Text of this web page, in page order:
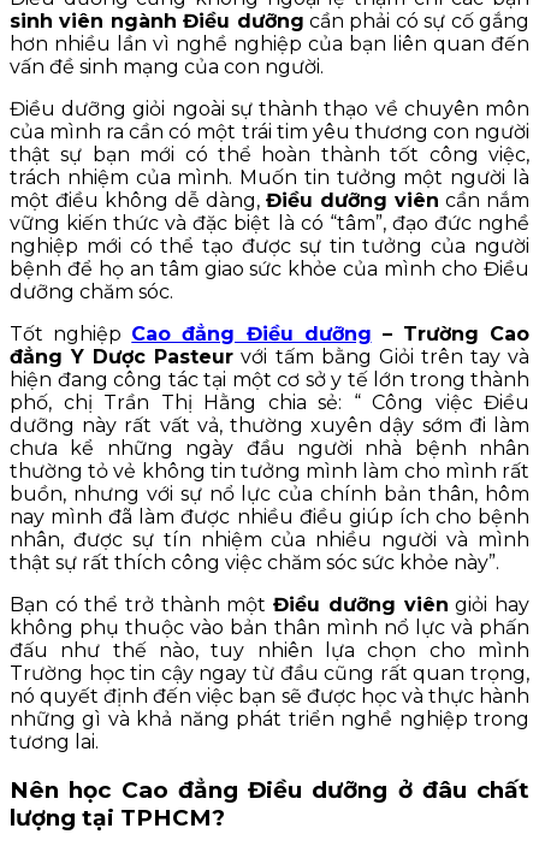
sinh viên ngành Điều dưỡng cần phải có sự cố gắng
hơn nhiều lần vì nghề nghiệp của bạn liên quan đến
vấn đề sinh mạng của con người.
Điều dưỡng giỏi ngoài sự thành thạo về chuyên môn
của mình ra cần có một trái tim yêu thương con người
thật sự bạn mới có thể hoàn thành tốt công việc,
trách nhiệm của mình. Muốn tin tưởng một người là
một điều không dễ dàng, Điều dưỡng viên cần nắm
vững kiến thức và đặc biệt là có “tâm”, đạo đức nghề
nghiệp mới có thể tạo được sự tin tưởng của người
bệnh để họ an tâm giao sức khỏe của mình cho Điều
dưỡng chăm sóc.
Tốt nghiệp Cao đẳng Điều dưỡng – Trường Cao
đẳng Y Dược Pasteur với tấm bằng Giỏi trên tay và
hiện đang công tác tại một cơ sở y tế lớn trong thành
phố, chị Trần Thị Hằng chia sẻ: “ Công việc Điều
dưỡng này rất vất vả, thường xuyên dậy sớm đi làm
chưa kể những ngày đầu người nhà bệnh nhân
thường tỏ vẻ không tin tưởng mình làm cho mình rất
buồn, nhưng với sự nổ lực của chính bản thân, hôm
nay mình đã làm được nhiều điều giúp ích cho bệnh
nhân, được sự tín nhiệm của nhiều người và mình
thật sự rất thích công việc chăm sóc sức khỏe này”.
Bạn có thể trở thành mộtĐiều dưỡng viên giỏi hay
không phụ thuộc vào bản thân mình nổ lực và phấn
đấu như thế nào, tuy nhiên lựa chọn cho mình
Trường học tin cậy ngay từ đầu cũng rất quan trọng,
nó quyết định đến việc bạn sẽ được học và thực hành
những gì và khả năng phát triển nghề nghiệp trong
tương lai.
Nên học Cao đẳng Điều dưỡng ở đâu chất
lượng tại TPHCM?